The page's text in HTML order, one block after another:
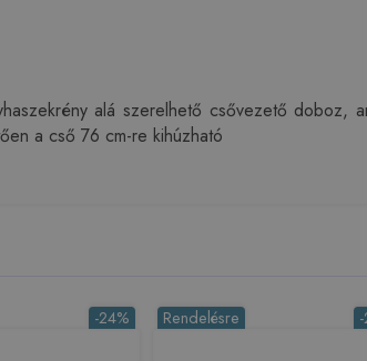
alá szerelhető csővezető
a cső 76 cm-re kihúzható
-24% Rendelésre